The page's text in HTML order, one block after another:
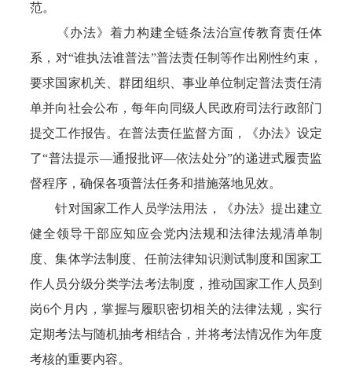
范。
《办法》着力构建全链条法治宣传教育责任体
系，对“谁执法谁普法”普法责任制等作出刚性约束，
要求国家机关、群团组织、事业单位制定普法责任清
单并向社会公布，每年向同级人民政府司法行政部门
提交工作报告。在普法责任监督方面，《办法》设定
了“普法提示—通报批评—依法处分”的递进式履责监
督程序，确保各项普法任务和措施落地见效。
针对国家工作人员学法用法，《办法》提出建立
健全领导干部应知应会党内法规和法律法规清单制
度、集体学法制度、任前法律知识测试制度和国家工
作人员分级分类学法考法制度，推动国家工作人员到
岗6个月内，掌握与履职密切相关的法律法规，实行
定期考法与随机抽考相结合，并将考法情况作为年度
考核的重要内容。